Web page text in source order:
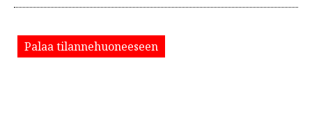
Palaa tilannehuoneeseen